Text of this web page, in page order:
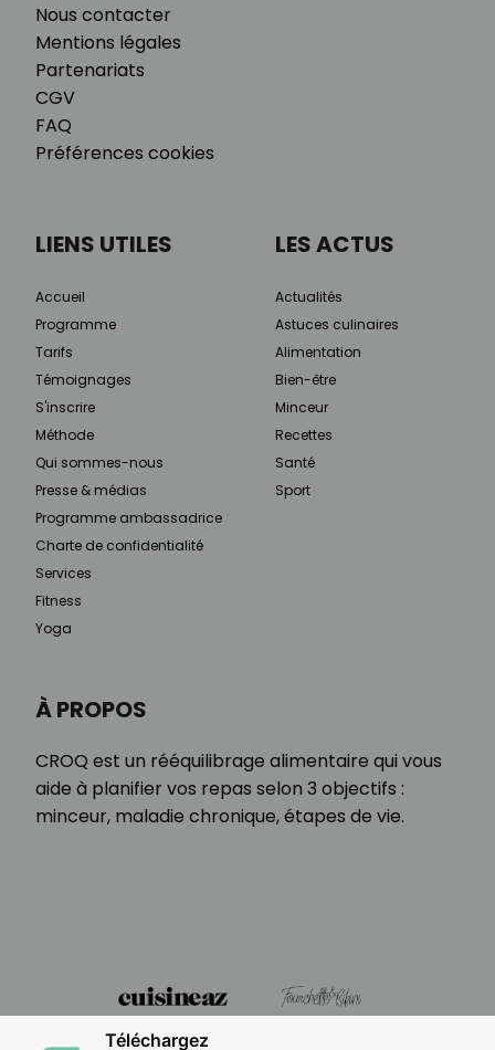
Nous contacter
Mentions légales
Partenariats
CGV
FAQ
Préférences cookies
À PROPOS
CROQ est un rééquilibrage alimentaire qui vous
aide à planifier vos repas selon 3 objectifs :
minceur, maladie chronique, étapes de vie.
LIENS UTILES
Accueil
Programme
Tarifs
Témoignages
S'inscrire
Méthode
Qui sommes-nous
Presse & médias
Programme ambassadrice
Charte de confidentialité
Services
Fitness
Yoga
LES ACTUS
Actualités
Astuces culinaires
Alimentation
Bien-être
Minceur
Recettes
Santé
Sport
Téléchargez